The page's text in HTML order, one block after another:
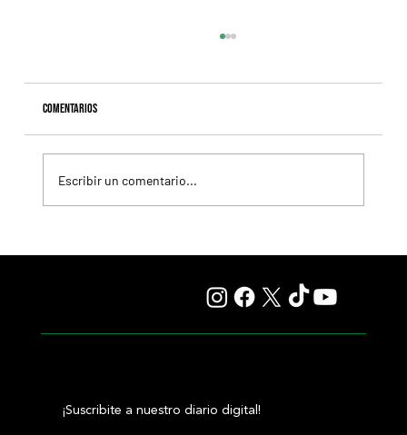
Comentarios
Escribir un comentario...
¡Suscribite a nuestro diario digital!